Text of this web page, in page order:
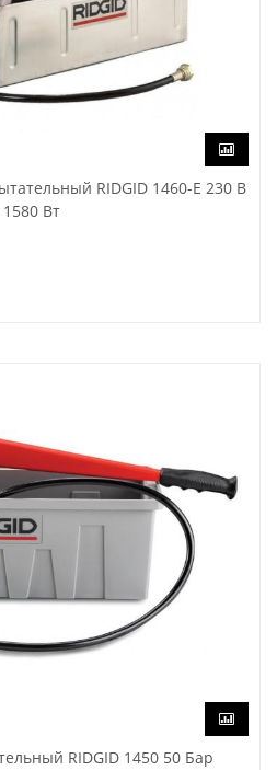
RIDGID 1460-Е 230 В
1580 Вт
RIDGID 1450 50 Бар